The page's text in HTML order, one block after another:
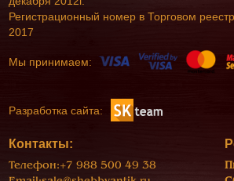
Регистрационный номер в Торговом
2017
Мы принимаем:
Разработка сайта:
Контакты:
Телефон:+7 988 500 49 38